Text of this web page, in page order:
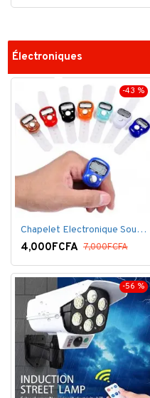
Électroniques
-43 %
Chapelet Electronique Sous Forme De Bague Tasbih
4,000FCFA 7,000FCFA
-56 %